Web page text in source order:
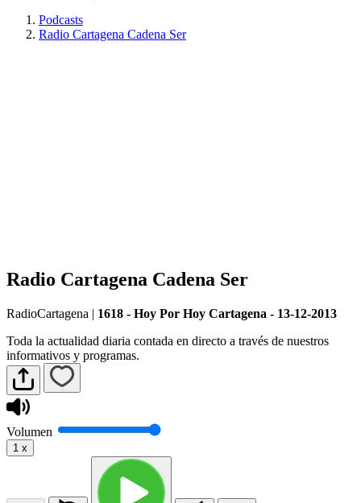
Podcasts
Radio Cartagena Cadena Ser
Radio Cartagena Cadena Ser
RadioCartagena | 1618 - Hoy Por Hoy Cartagena - 13-12-2013
Toda la actualidad diaria contada en directo a través de nuestros
informativos y programas.
Volumen
1 x